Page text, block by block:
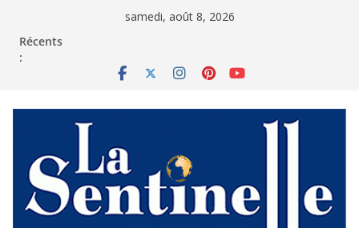
samedi, août 8, 2026
Récents
: